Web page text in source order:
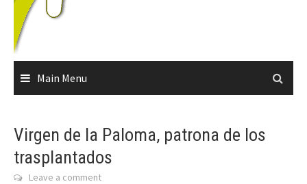
Main Menu
Virgen de la Paloma, patrona de los
trasplantados
Leave a comment